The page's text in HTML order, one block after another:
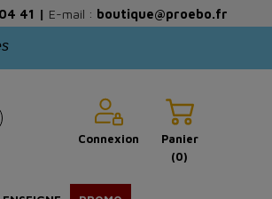
41 | E-mail : boutique@proebo.fr
Connexion
Panier
(0)